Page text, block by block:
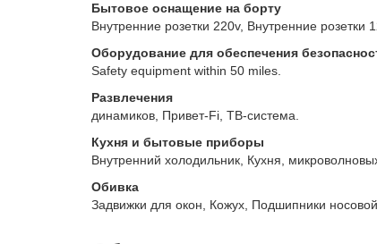
Бытовое оснащение на борту
Внутренние розетки 220v, Внутренние розетки
Оборудование для обеспечения
Safety equipment within 50 miles.
Развлечения
динамиков, Привет-Fi, ТВ-система.
Кухня и бытовые приборы
Внутренний холодильник, Кухня,
Обивка
Задвижки для окон, Кожух, Подшипники носовой